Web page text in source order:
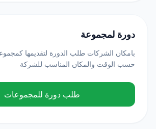
دورة لمجموعة
بامكان الشركات طلب الدورة لتقديمها
حسب الوقت والمكان المناسب للشركة
طلب دورة للمجموعات